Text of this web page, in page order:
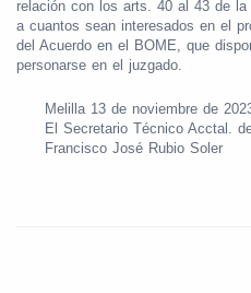
relación con los arts. 40 al 43 de
a cuantos sean interesados en el
del Acuerdo en el BOME, que
personarse en el juzgado.
Melilla 13 de noviembre de
El Secretario Técnico Acctal.
Francisco José Rubio Soler